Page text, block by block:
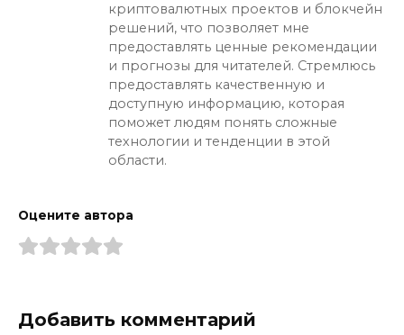
криптовалютных проектов и блокчейн
решений, что позволяет мне
предоставлять ценные рекомендации
и прогнозы для читателей. Стремлюсь
предоставлять качественную и
доступную информацию, которая
поможет людям понять сложные
технологии и тенденции в этой
области.
Оцените автора
Добавить комментарий